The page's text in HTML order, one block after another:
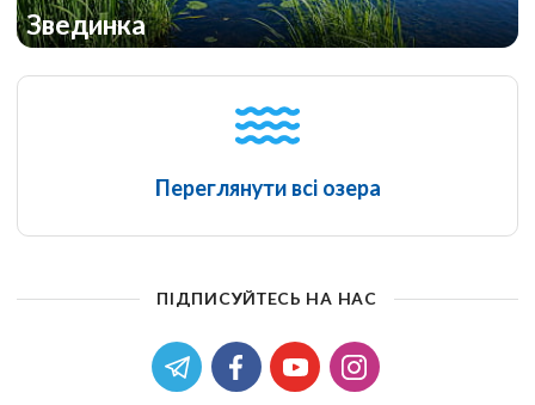
Звединка
Переглянути всі озера
ПІДПИСУЙТЕСЬ НА НАС